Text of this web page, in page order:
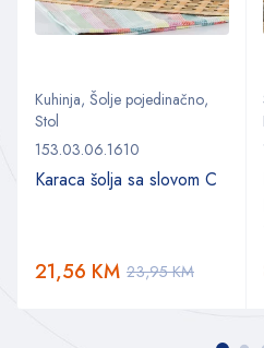
Kuhinja, Šolje pojedinačno,
Stol
153.03.06.1610
Karaca šolja sa slovom C
23,95KM
21,56 KM